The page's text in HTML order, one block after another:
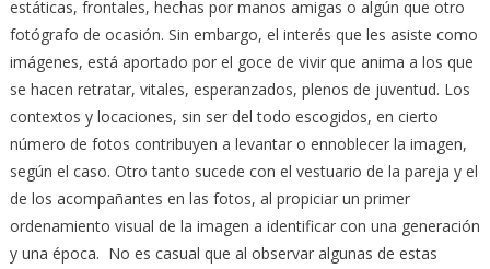
estáticas, frontales, hechas por manos amigas o algún que otro
fotógrafo de ocasión. Sin embargo, el interés que les asiste como
imágenes, está aportado por el goce de vivir que anima a los que
se hacen retratar, vitales, esperanzados, plenos de juventud. Los
contextos y locaciones, sin ser del todo escogidos, en cierto
número de fotos contribuyen a levantar o ennoblecer la imagen,
según el caso. Otro tanto sucede con el vestuario de la pareja y el
de los acompañantes en las fotos, al propiciar un primer
ordenamiento visual de la imagen a identificar con una generación
y una época. No es casual que al observar algunas de estas